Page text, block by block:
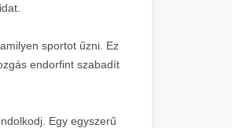
sportot űzni. Ez
endorfint szabadít
Egy egyszerű